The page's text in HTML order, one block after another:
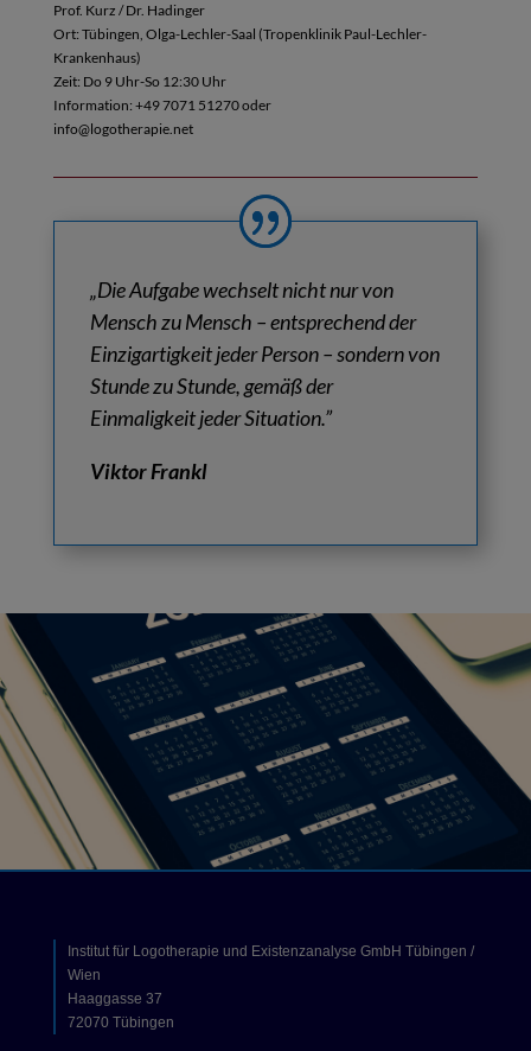
Prof. Kurz / Dr. Hadinger
Ort: Tübingen, Olga-Lechler-Saal (Tropenklinik Paul-Lechler-
Krankenhaus)
Zeit: Do 9 Uhr-So 12:30 Uhr
Information: +49 7071 51270 oder
info@logotherapie.net
„Die Aufgabe wechselt nicht nur von
Mensch zu Mensch – entsprechend der
Einzigartigkeit jeder Person –sondern von
Stunde zu Stunde, gemäß der
Einmaligkeit jeder Situation.”
Viktor Frankl
Institut für Logotherapie und Existenzanalyse GmbH Tübingen /
Wien
Haaggasse 37
72070 Tübingen